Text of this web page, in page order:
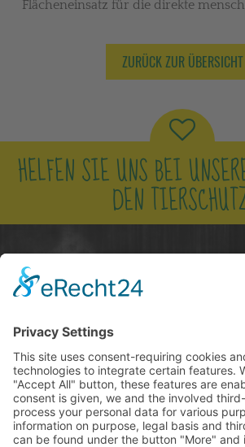
Flächeneinsatz für die direkte
ZURÜCK ZUR ÜBERSICHT
HELFEN SIE UNS BEI
DEN
NUR ZUSAMMEN KÖNNEN
TIEREN EIN BESSERES
JETZT SPENDEN